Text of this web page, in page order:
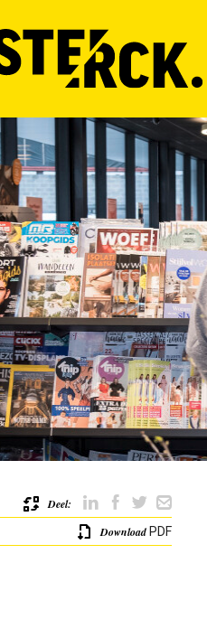
Deel:
DownloadPDF